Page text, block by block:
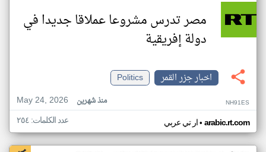
مصر تدرس مشروعا عملاقا جديدا في
دولة إفريقية
اخبار جزر القمر
Politics
May 24, 2026
منذ شهرين NH91ES
ار تي عربي• arabic.rt.com عدد الكلمات: ٢٥٤